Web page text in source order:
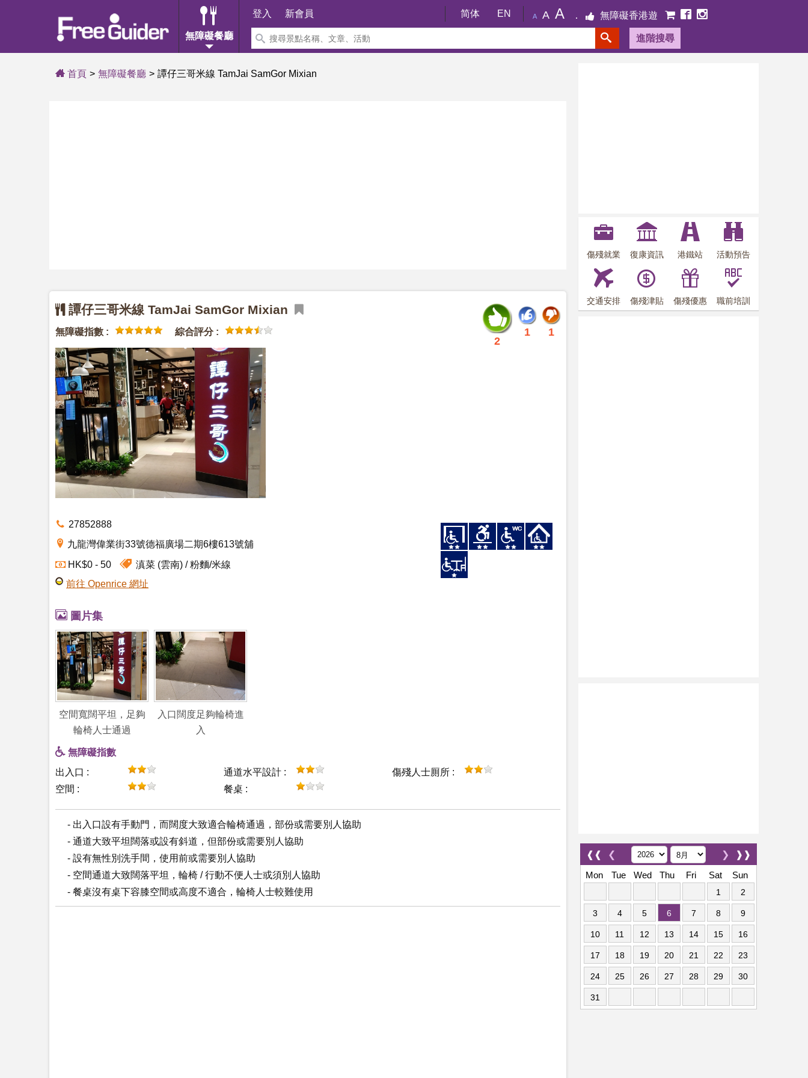
無障礙餐廳
登入 新會員 简体 EN A A A 無障礙香港遊
進階搜尋
首頁 無障礙餐廳 譚仔三哥米線 TamJai SamGor Mixian
1
1
2
譚仔三哥米線 TamJai SamGor Mixian
無障礙指數 : 綜合評分 :
27852888
九龍灣偉業街33號德福廣場二期6樓613號舖
HK$0 - 50 滇菜 (雲南)
粉麵/米線
前往 Openrice 網址
圖片集
空間寬闊平坦，足夠
輪椅人士通過
入口闊度足夠輪椅進
入
無障礙指數
出入口 :
通道水平設計 :
傷殘人士厠所 :
空間 :
餐桌 :
- 出入口設有手動門，而闊度大致適合輪椅通過，部份或需要別人協助
- 通道大致平坦闊落或設有斜道，但部份或需要別人協助
- 設有無性別洗手間，使用前或需要別人協助
- 空間通道大致闊落平坦，輪椅 / 行動不便人士或須別人協助
- 餐桌沒有桌下容膝空間或高度不適合，輪椅人士較難使用
傷殘就業 復康資訊 港鐵站 活動預告
交通安排 傷殘津貼 傷殘優惠 職前培訓
❰❰ ❮ ❱❱
❯
Mon
Tue Wed Thu Fri Sat Sun
1 2
3 4 5 6 7 8 9
10 11 12 13 14 15 16
17 18 19 20 21 22 23
24 25 26 27 28 29 30
31